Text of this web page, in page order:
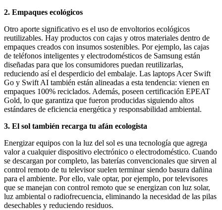
2. Empaques ecológicos
Otro aporte significativo es el uso de envoltorios ecológicos
reutilizables. Hay productos con cajas y otros materiales dentro de
empaques creados con insumos sostenibles. Por ejemplo, las cajas
de teléfonos inteligentes y electrodomésticos de Samsung están
diseñadas para que los consumidores puedan reutilizarlas,
reduciendo así el desperdicio del embalaje. Las laptops Acer Swift
Go y Swift AI también están alineadas a esta tendencia: vienen en
empaques 100% reciclados. Además, poseen certificación EPEAT
Gold, lo que garantiza que fueron producidas siguiendo altos
estándares de eficiencia energética y responsabilidad ambiental.
3. El sol también recarga tu afán ecologista
Energizar equipos con la luz del sol es una tecnología que agrega
valor a cualquier dispositivo electrónico o electrodoméstico. Cuando
se descargan por completo, las baterías convencionales que sirven al
control remoto de tu televisor suelen terminar siendo basura dañina
para el ambiente. Por ello, vale optar, por ejemplo, por televisores
que se manejan con control remoto que se energizan con luz solar,
luz ambiental o radiofrecuencia, eliminando la necesidad de las pilas
desechables y reduciendo residuos.